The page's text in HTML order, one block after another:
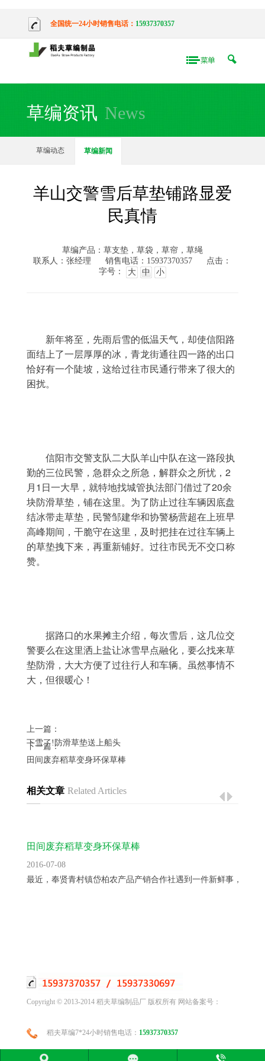
全国统一24小时销售电话： 15937370357
草编资讯 News
草编动态 草编新闻
羊山交警雪后草垫铺路显爱
民真情
草编产品：草支垫，草袋，草帘，草绳
联系人：张经理
销售电话：15937370357
点击：
字号：
大 中 小
面结上了一层厚厚的冰，青龙街通往四一路的出口
恰好有一个陡坡，这给过往市民通行带来了很大的
困扰。
勤的三位民警，急群众之所急，解群众之所忧，2
月1日一大早，就特地找城管执法部门借过了20余
块防滑草垫，铺在这里。为了防止过往车辆因底盘
结冰带走草垫，民警邹建华和协警杨营超在上班早
高峰期间，干脆守在这里，及时把挂在过往车辆上
的草垫拽下来，再重新铺好。过往市民无不交口称
赞。
警要么在这里洒上盐让冰雪早点融化，要么找来草
垫防滑，大大方便了过往行人和车辆。虽然事情不
大，但很暖心！
上一篇：
下雪了!防滑草垫送上船头
下一篇：
田间废弃稻草变身环保草棒
相关文章 Related Articles
田间废弃稻草变身环保草棒
2016-07-08
最近，奉贤青村镇岱柏农产品产销合作社遇到一件新鲜事，过去...
Copyright © 2013-2014 稻夫草编制品厂 版权所有 网站备案号：
稻夫草编7*24小时销售电话： 15937370357